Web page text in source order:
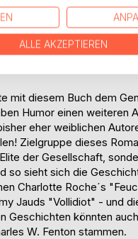
Jahre, die hier erzählt
spiegeln nur den
Verfehlungen
wie so manches
mit diesem Buch dem
Humor einen weiteren
eher weiblichen
Zielgruppe dieses
der Gesellschaft,
so sieht sich die
Charlotte Roche´s
Jauds "Vollidiot" - und
Geschichten könnten
W. Fenton stammen.
ALLE AKZEPTIEREN